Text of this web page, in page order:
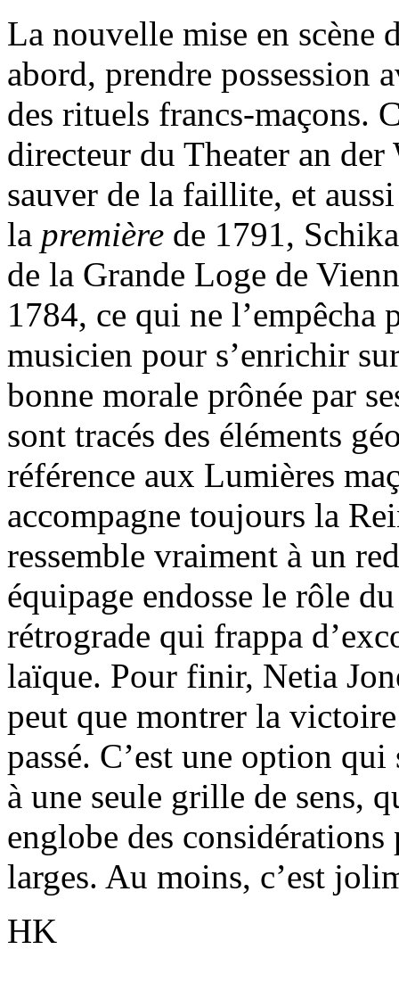
La nouvelle mise en scène
abord, prendre possession
des rituels francs-maçons.
directeur du Theater an
sauver de la faillite, et
la première de 1791,
de la Grande Loge de
1784, ce qui ne
musicien pour s’enrichir
bonne morale prônée par
sont tracés des éléments
référence aux Lumières
accompagne toujours la
ressemble vraiment à un
équipage endosse le rôle
rétrograde qui frappa
laïque. Pour finir, Netia
peut que montrer la
passé. C’est une option
à une seule grille de sens,
englobe des
larges. Au moins, c’est
HK